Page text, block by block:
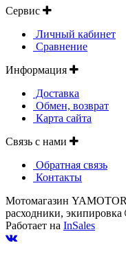
Сервис
Личный кабинет
Сравнение
Информация
Доставка
Обмен, возврат
Карта сайта
Связь с нами
Обратная связь
Контакты
Мотомагазин
расходники, экипировка
Работает на InSales